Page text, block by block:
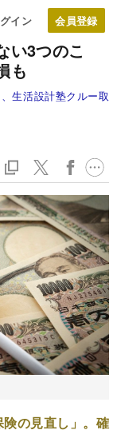
イン
い3つのこ
も
生活設計塾クルー取
の見直し」。確